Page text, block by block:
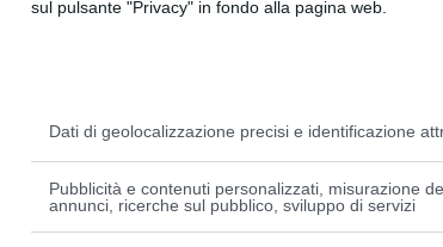
sul pulsante "Privacy" in fondo alla pagina web.
Dati di geolocalizzazione precisi e identificazione
Pubblicità e contenuti personalizzati, misurazione
annunci, ricerche sul pubblico, sviluppo di servizi
OGR), sindacati
Trenitalia
anno
tassa di